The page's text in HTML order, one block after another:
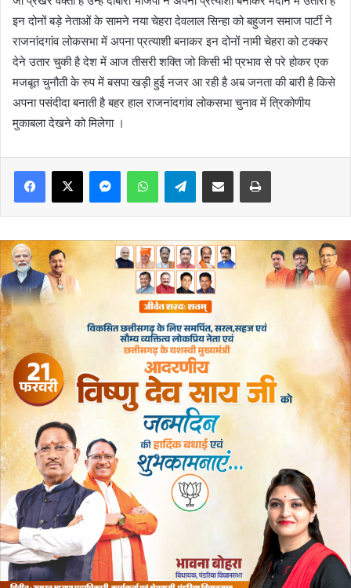
इन दोनों बड़े नेताओं के सामने नया चेहरा देवलाल सिन्हा को बहुजन समाज पार्टी ने
राजनांदगांव लोकसभा में अपना प्रत्याशी बनाकर इन दोनों नामी चेहरा को टक्कर
देने उतार चुकी है देश में आज तीसरी शक्ति जो किसी भी प्रभाव से परे होकर एक
मजबूत चुनौती के रुप में बसपा खड़ी हुई नजर आ रही है अब जनता की बारी है किसे
अपना पसंदीदा बनाती है बहर हाल राजनांदगांव लोकसभा चुनाव में त्रिकोणीय
मुकाबला देखने को मिलेगा ।
Telegram